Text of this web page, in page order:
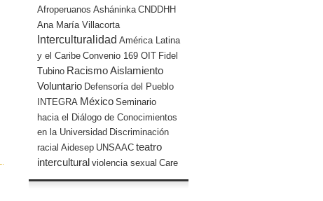
Afroperuanos Asháninka CNDDHH
Ana María Villacorta
Interculturalidad América Latina
y el Caribe Convenio 169 OIT Fidel
Tubino RacismoAislamiento
Voluntario Defensoría del Pueblo
INTEGRA México Seminario
hacia el Diálogo de Conocimientos
en la Universidad Discriminación
racial Aidesep UNSAAC teatro
intercultural violencia sexual Care